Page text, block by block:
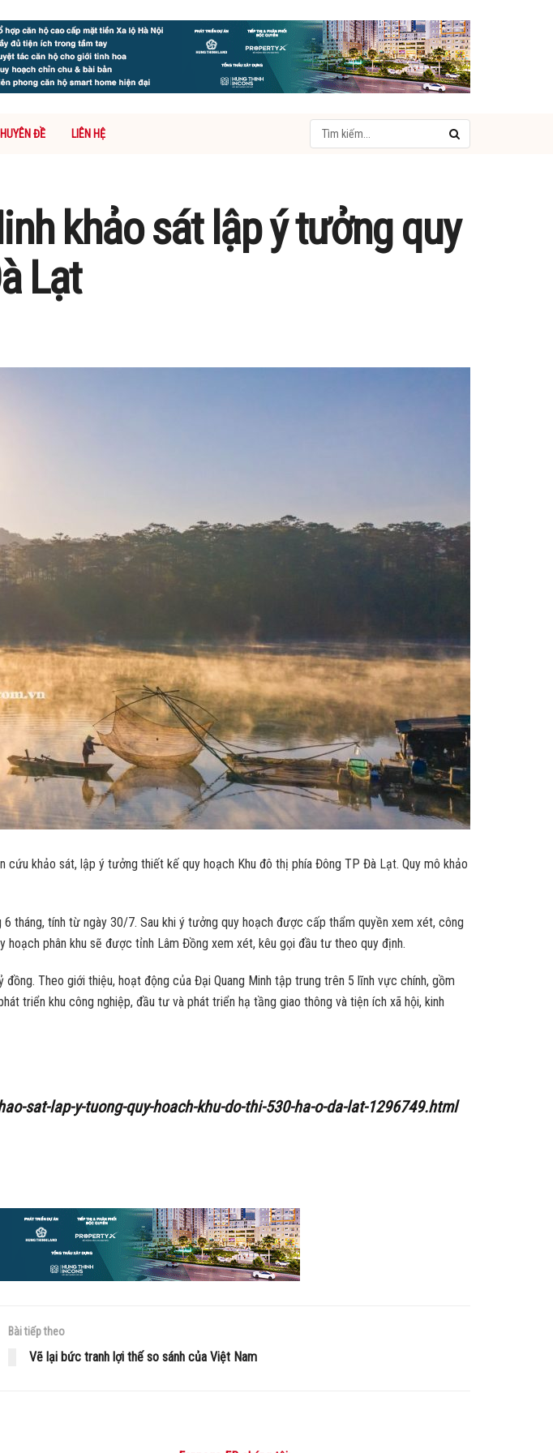
ĐỀ LIÊN HỆ
khảo sát lập ý tưởng quy
Lạt
khảo sát, lập ý tưởng thiết kế quy hoạch Khu đô thị phía Đông TP Đà Lạt. Quy mô khảo
tháng, tính từ ngày 30/7. Sau khi ý tưởng quy hoạch được cấp thẩm quyền xem xét, công
phân khu sẽ được tỉnh Lâm Đồng xem xét, kêu gọi đầu tư theo quy định.
Theo giới thiệu, hoạt động của Đại Quang Minh tập trung trên 5 lĩnh vực chính, gồm
triển khu công nghiệp, đầu tư và phát triển hạ tầng giao thông và tiện ích xã hội, kinh
sat-lap-y-tuong-quy-hoach-khu-do-thi-530-ha-o-da-lat-1296749.html
Bài tiếp theo
Vẽ lại bức tranh lợi thế so sánh của Việt Nam